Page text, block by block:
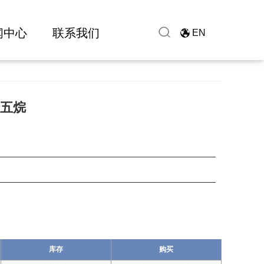
中心 联系我们 EN
烷
库存 购买